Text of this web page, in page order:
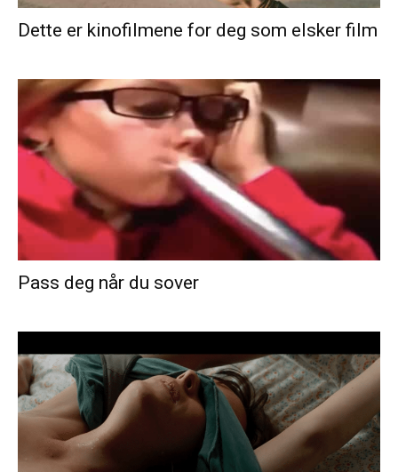
Dette er kinofilmene for deg som elsker film
Pass deg når du sover